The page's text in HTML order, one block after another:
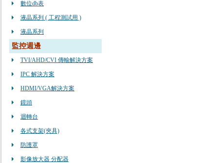
數位db表
液晶系列 ( 工程測試用 )
液晶系列
監控週邊
TVI/AHD/CVI 傳輸解決方案
IPC 解決方案
HDMI/VGA解決方案
鏡頭
迴轉台
各式支架(夾具)
防護罩
影像放大器 分配器